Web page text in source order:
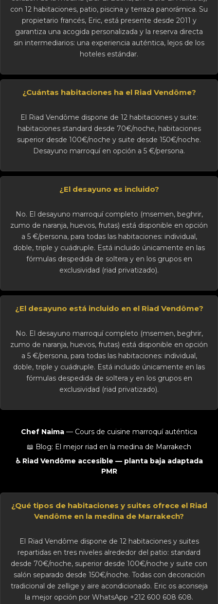
con 12 habitaciones, patio, piscina y terraza panorámica. Su
propietario francés, Eric, está presente desde 2011 y
garantiza una acogida personalizada y la reserva directa
sin intermediarios: una experiencia auténtica, lejos de los
hoteles estándar.
¿Cuántas habitaciones ha el Riad Vendôme?
El Riad Vendôme dispone de 12 habitaciones y suite:
habitaciones standard desde 70€/noche, habitaciones
superior desde 100€/noche y suite desde 150€/noche.
Desayuno marroquí en opción a 5 €/persona.
¿El desayuno es incluido?
No. El desayuno marroquí completo (msemen, beghrir,
zumo de naranja, huevos, frutas) está disponible en opción
a 5 €/persona, para todas las habitaciones: individual,
doble, triple y cuádruple. Está incluido únicamente en las
fórmulas despedida de soltera y en los grupos en
exclusividad (riad privatizado).
¿El desayuno está incluido en el Riad Vendôme?
No. El desayuno marroquí completo (msemen, beghrir,
zumo de naranja, huevos, frutas) está disponible en opción
a 5 €/persona, para todas las habitaciones: individual,
doble, triple y cuádruple. Está incluido únicamente en las
fórmulas despedida de soltera y en los grupos en
exclusividad (riad privatizado).
Chef Naima — Cours de cuisine marroquí auténtica
📖 Blog: El mejor riad en la medina de Marrakech
♿ Riad Vendôme accesible — planta baja adaptada
PMR
¿Qué tipos de habitaciones y suites ofrece el Riad
Vendôme en la medina de Marrakech?
El Riad Vendôme dispone de 12 habitaciones y suites
repartidas en tres niveles alrededor del patio: standard
desde 70€/noche, superior desde 100€/noche y suite con
salón separado desde 150€/noche. Todas con decoración
tradicional de zellige y aire acondicionado. Eric os aconseja
la mejor opción por WhatsApp +212 600 608 608.